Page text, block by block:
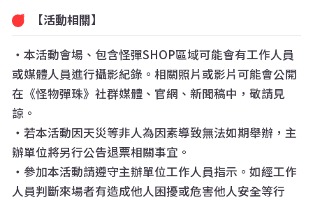
【活動相關】
・本活動會場、包含怪彈SHOP區域可能會有工作人員
或媒體人員進行攝影紀錄。相關照片或影片可能會公開
在《怪物彈珠》社群媒體、官網、新聞稿中，敬請見
諒。
・若本活動因天災等非人為因素導致無法如期舉辦，主
辦單位將另行公告退票相關事宜。
・參加本活動請遵守主辦單位工作人員指示。如經工作
人員判斷來場者有造成他人困擾或危害他人安全等行